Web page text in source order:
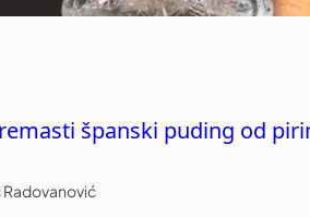
španski puding od
Radovanović